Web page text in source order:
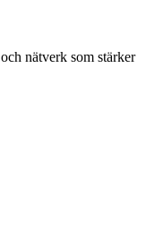
nätverk som stärker